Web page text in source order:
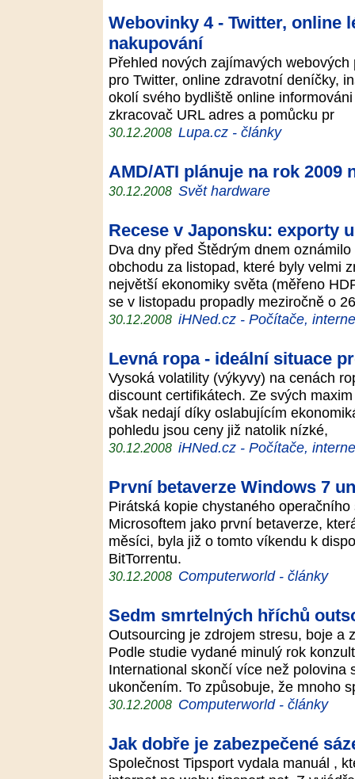
Webovinky 4 - Twitter, online
nakupování
Přehled nových zajímavých
pro Twitter, online zdravotní deníčky,
okolí svého bydliště online
zkracovač URL adres a pomůcku pr
30.12.2008 Lupa.cz - články
AMD/ATI plánuje na rok 2009
30.12.2008 Svět hardware
Recese v Japonsku: exporty
Dva dny před Štědrým dnem
obchodu za listopad, které byly velmi
největší ekonomiky světa (měřeno
se v listopadu propadly meziročně o
30.12.2008 iHNed.cz - Počítače,
Levná ropa - ideální situace
Vysoká volatility (výkyvy) na cenách
discount certifikátech. Ze svých
však nedají díky oslabujícím
pohledu jsou ceny již natolik nízké,
30.12.2008 iHNed.cz - Počítače,
První betaverze Windows 7
Pirátská kopie chystaného
Microsoftem jako první betaverze,
měsíci, byla již o tomto víkendu k
BitTorrentu.
30.12.2008 Computerworld - články
Sedm smrtelných hříchů
Outsourcing je zdrojem stresu, boje a
Podle studie vydané minulý rok
International skončí více než polovina
ukončením. To způsobuje, že mnoho
30.12.2008 Computerworld - články
Jak dobře je zabezpečené
Společnost Tipsport vydala manuál ,